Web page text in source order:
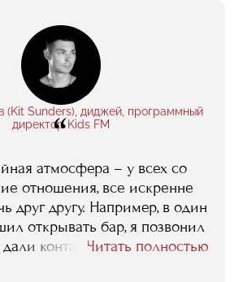
услышанной в нашем
музее, верить в свои идеи.
и знакомства очень
мне в работе, я стала гораздо
многие внутренние
работы в нашей
пригодился опыт музейного
Марина Девовна Лошак,
Трегулова, Василий
(Kit Sunders), диджей, программный
директор Kids FM
“
атмосфера – у всех со
отношения, все искренне
друг другу. Например, в один
открывать бар, я позвонил
контакт человека,
Читать полностью